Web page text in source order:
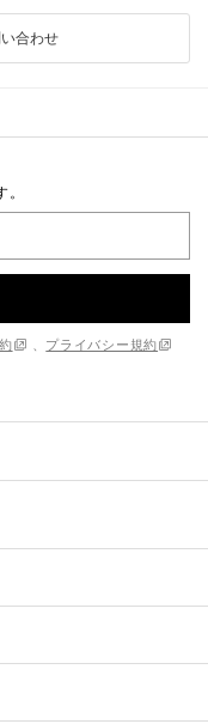
合わせ
プライバシー規約